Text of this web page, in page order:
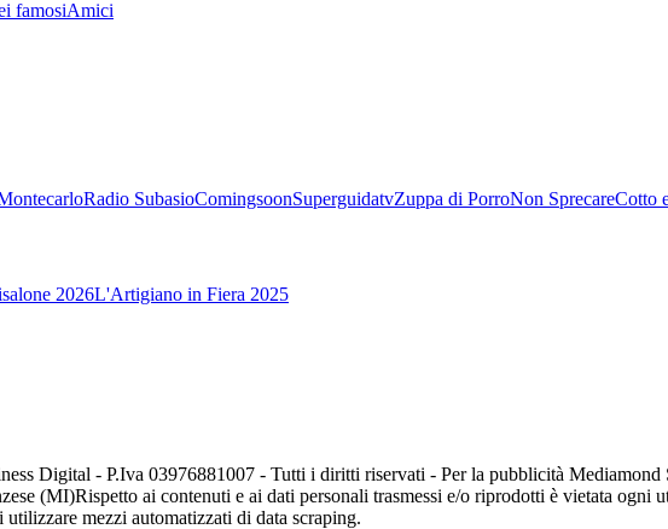
famosiAmici
Radio SubasioComingsoonSuperguidatvZuppa di PorroNon SprecareCotto
2026L'Artigiano in Fiera 2025
Digital - P.Iva 03976881007 - Tutti i diritti riservati - Per la pubblicità
(MI)Rispetto ai contenuti e ai dati personali trasmessi e/o riprodotti è vietata ogni
mezzi automatizzati di data scraping.